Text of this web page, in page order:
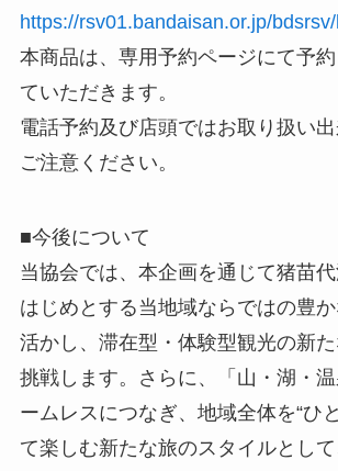
https://rsv01.bandaisan.or.jp/
本商品は、専用予約ページにて予
ていただきます。
電話予約及び店頭ではお取り扱い
ご注意ください。
■今後について
当協会では、本企画を通じて猪苗
はじめとする当地域ならではの豊
活かし、滞在型・体験型観光の新
挑戦します。さらに、「山・湖・
ームレスにつなぎ、地域全体を“ひ
て楽しむ新たな旅のスタイルとし